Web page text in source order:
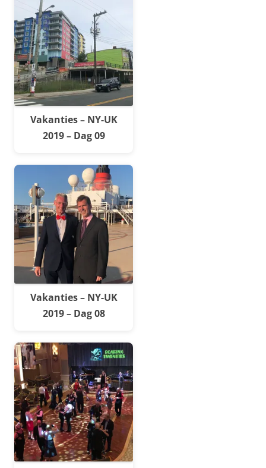
Vakanties – NY-UK
2019 – Dag 09
Vakanties – NY-UK
2019 – Dag 08